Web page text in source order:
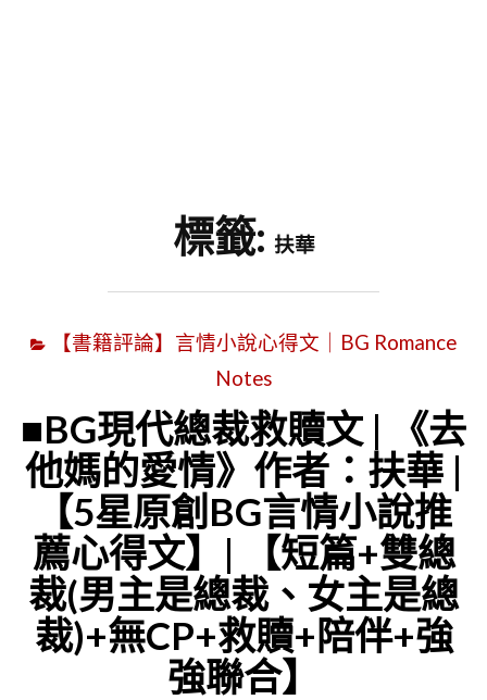
標籤: 扶華
【書籍評論】言情小說心得文｜BG Romance
Notes
■BG現代總裁救贖文 | 《去
他媽的愛情》作者：扶華 |
【5星原創BG言情小說推
薦心得文】| 【短篇+雙總
裁(男主是總裁、女主是總
裁)+無CP+救贖+陪伴+強
強聯合】